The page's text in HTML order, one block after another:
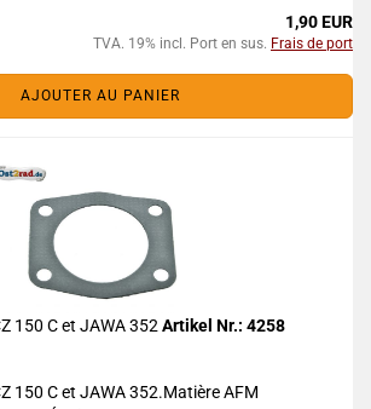
1,90 EUR
TVA. 19% incl. Port en sus. Frais de port
AJOUTER AU PANIER
150 C et JAWA 352 Artikel Nr.: 4258
150 C et JAWA 352.Matière AFM